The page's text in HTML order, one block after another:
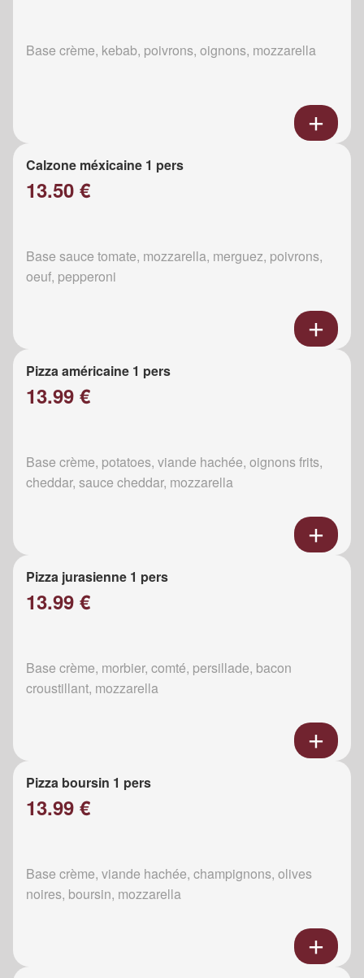
Base crème, kebab, poivrons, oignons, mozzarella
Calzone méxicaine 1 pers
13.50 €
Base sauce tomate, mozzarella, merguez, poivrons,
oeuf, pepperoni
Pizza américaine 1 pers
13.99 €
Base crème, potatoes, viande hachée, oignons frits,
cheddar, sauce cheddar, mozzarella
Pizza jurasienne 1 pers
13.99 €
Base crème, morbier, comté, persillade, bacon
croustillant, mozzarella
Pizza boursin 1 pers
13.99 €
Base crème, viande hachée, champignons, olives
noires, boursin, mozzarella